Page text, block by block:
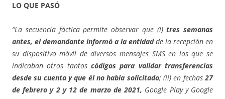
LO QUE PASÓ
“La secuencia fáctica permite observar que (i)tres semanas
antes, el demandante informó a la entidadde la recepción en
su dispositivo móvil de diversos mensajes SMS en los que se
indicaban otros tantos códigos para validar transferencias
desde su cuenta y que él no había solicitado; (ii) en fechas27
de febrero y 2 y 12 de marzo de 2021, Google Play y Google